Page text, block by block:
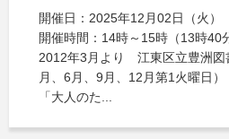
開催日：2025年12月02日（火）
開催時間：14時～15時（13時40
2012年3月より 江東区立豊洲図
月、6月、9月、12月第1火曜日）
「大人のた...